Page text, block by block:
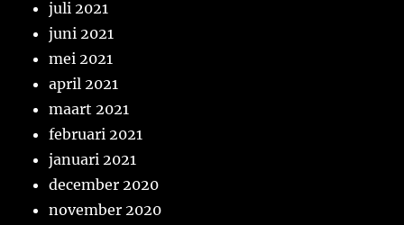
juli 2021
juni 2021
mei 2021
april 2021
maart 2021
februari 2021
januari 2021
december 2020
november 2020